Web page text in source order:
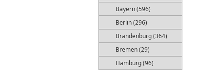
Bayern (596)
Berlin (296)
Brandenburg (364)
Bremen (29)
Hamburg (96)